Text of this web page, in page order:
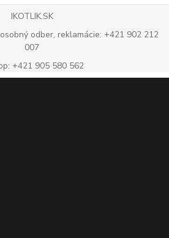
IKOTLIK.SK
odber, reklamácie: +421 902 212
007
+421 905 580 562